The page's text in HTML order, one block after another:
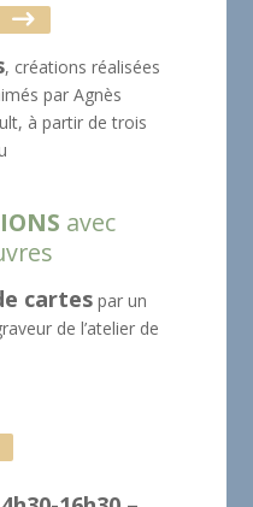
, créations réalisées
par Agnès
à partir de trois
avec
cartes par un
de l’atelier de